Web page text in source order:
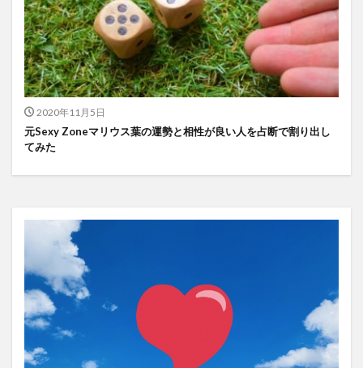
2020年11月5日
元Sexy Zoneマリウス葉の運勢と相性が良い人を占断で割り出し
てみた